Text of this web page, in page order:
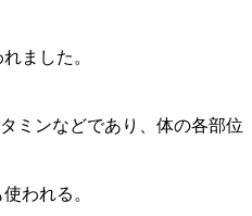
ました。
ミンなどであり、体の各部位
われる。